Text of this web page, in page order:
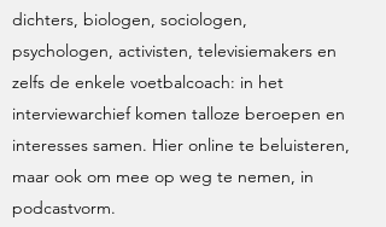
dichters, biologen, sociologen,
psychologen, activisten, televisiemakers en
zelfs de enkele voetbalcoach: in het
interviewarchief komen talloze beroepen en
interesses samen. Hier online te beluisteren,
maar ook om mee op weg te nemen, in
podcastvorm.